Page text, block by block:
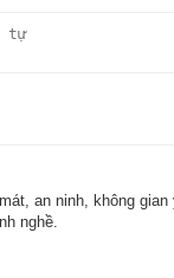
an ninh, không
nghề.